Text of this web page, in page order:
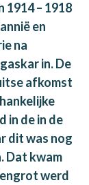
1914 – 1918
en
na
in. De
afkomst
in de in de
dit was nog
Dat kwam
werd